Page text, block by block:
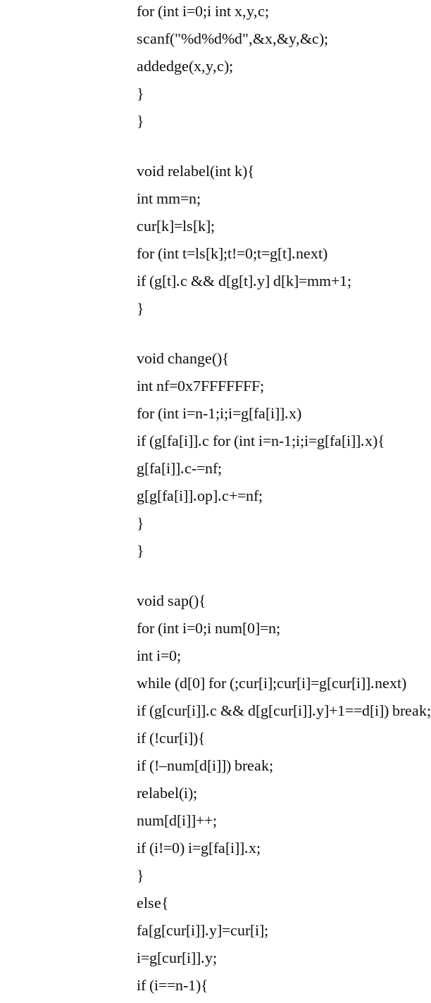
for (int i=0;iint x,y,c;
scanf("%d%d%d",&x,&y,&c);
addedge(x,y,c);
}
}
void relabel(int k){
int mm=n;
cur[k]=ls[k];
for (int t=ls[k];t!=0;t=g[t].next)
if (g[t].c && d[g[t].y] d[k]=mm+1;
}
void change(){
int nf=0x7FFFFFFF;
for (int i=n-1;i;i=g[fa[i]].x)
if (g[fa[i]].c for (int i=n-1;i;i=g[fa[i]].x){
g[fa[i]].c-=nf;
g[g[fa[i]].op].c+=nf;
}
}
void sap(){
for (int i=0;inum[0]=n;
int i=0;
while (d[0] for (;cur[i];cur[i]=g[cur[i]].next)
if (g[cur[i]].c && d[g[cur[i]].y]+1==d[i]) break;
if (!cur[i]){
if (!–num[d[i]]) break;
relabel(i);
num[d[i]]++;
if (i!=0) i=g[fa[i]].x;
}
else{
fa[g[cur[i]].y]=cur[i];
i=g[cur[i]].y;
if (i==n-1){